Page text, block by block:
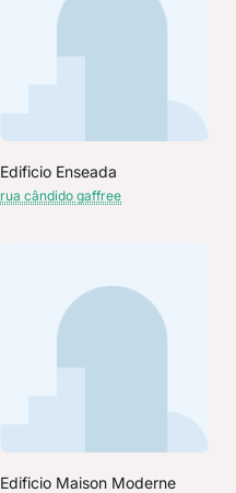
Edificio Enseada
rua cândido gaffree
Edificio Maison Moderne